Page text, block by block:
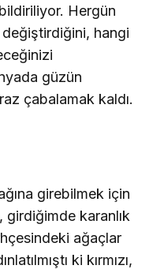
Hergün
değiştirdiğini, hangi
güzün
çabalamak kaldı.
girebilmek için
karanlık
ağaçlar
ki kırmızı,